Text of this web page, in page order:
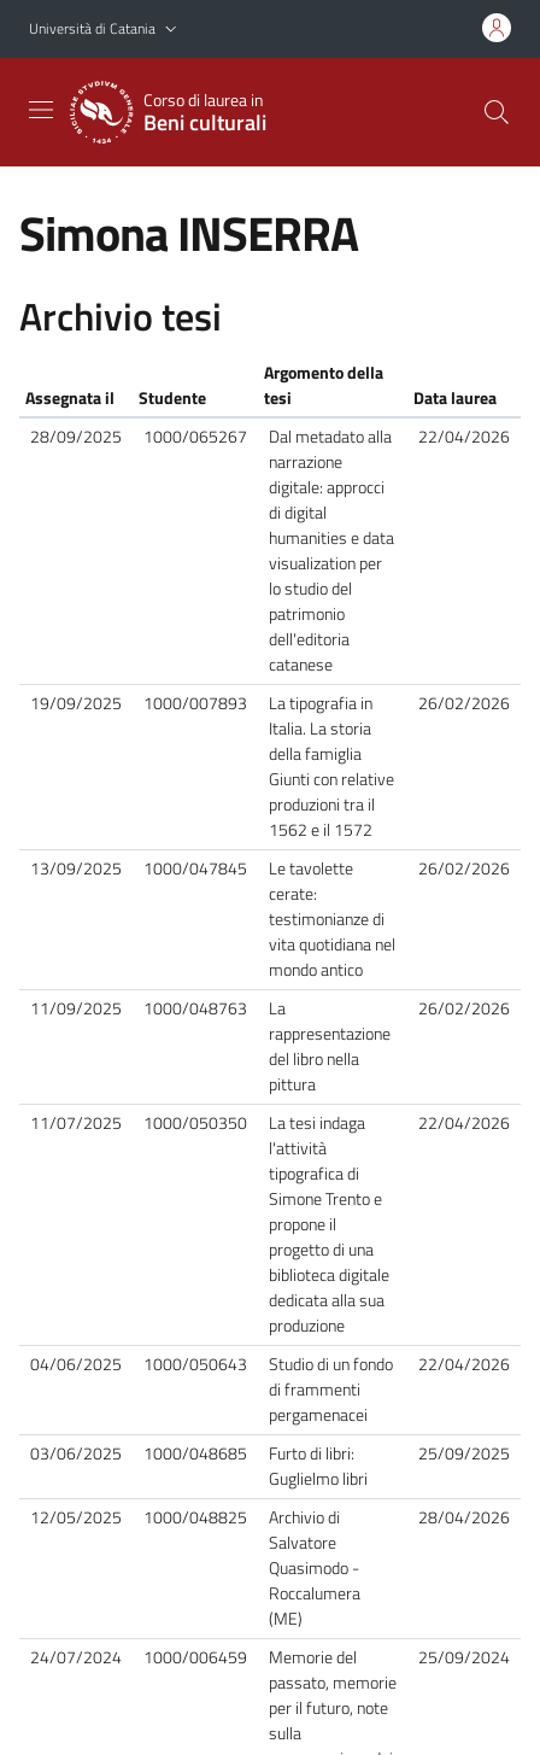
Vai al contenuto principale
Vai al menu di navigazione
Università di Catania
Corso di laurea in
Beni culturali
Simona INSERRA
Archivio tesi
Assegnata il Studente
Argomento della
tesi
Data laurea
28/09/2025
1000/065267
Dal metadato alla
narrazione
digitale: approcci
di digital
humanities e data
visualization per
lo studio del
patrimonio
dell'editoria
catanese
22/04/2026
19/09/2025 1000/007893
La tipografia in
Italia. La storia
della famiglia
Giunti con relative
produzioni tra il
1562 e il 1572
26/02/2026
13/09/2025 1000/047845
Le tavolette
cerate:
testimonianze di
vita quotidiana nel
mondo antico
26/02/2026
11/09/2025 1000/048763
La
rappresentazione
del libro nella
pittura
26/02/2026
11/07/2025 1000/050350
La tesi indaga
l'attività
tipografica di
Simone Trento e
propone il
progetto di una
biblioteca digitale
dedicata alla sua
produzione
22/04/2026
04/06/2025 1000/050643
Studio di un fondo
di frammenti
pergamenacei
22/04/2026
03/06/2025 1000/048685
Furto di libri:
Guglielmo libri
25/09/2025
12/05/2025 1000/048825
Archivio di
Salvatore
Quasimodo -
Roccalumera
(ME)
28/04/2026
24/07/2024 1000/006459
Memorie del
passato, memorie
per il futuro, note
sulla
25/09/2024